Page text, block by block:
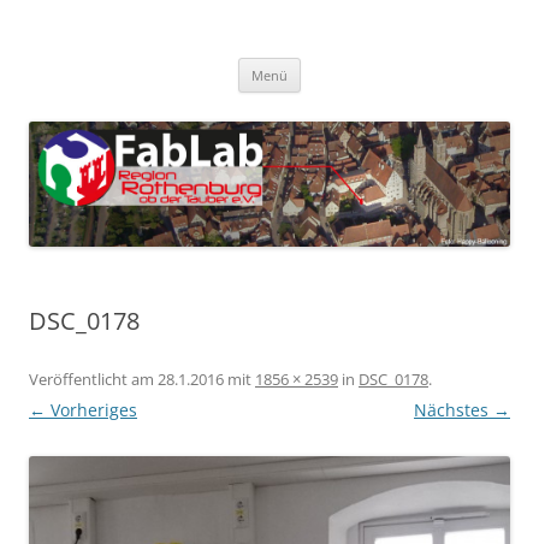
Menü
DSC_0178
Veröffentlicht am 28.1.2016 mit 1856 × 2539 in DSC_0178.
← Vorheriges Nächstes →